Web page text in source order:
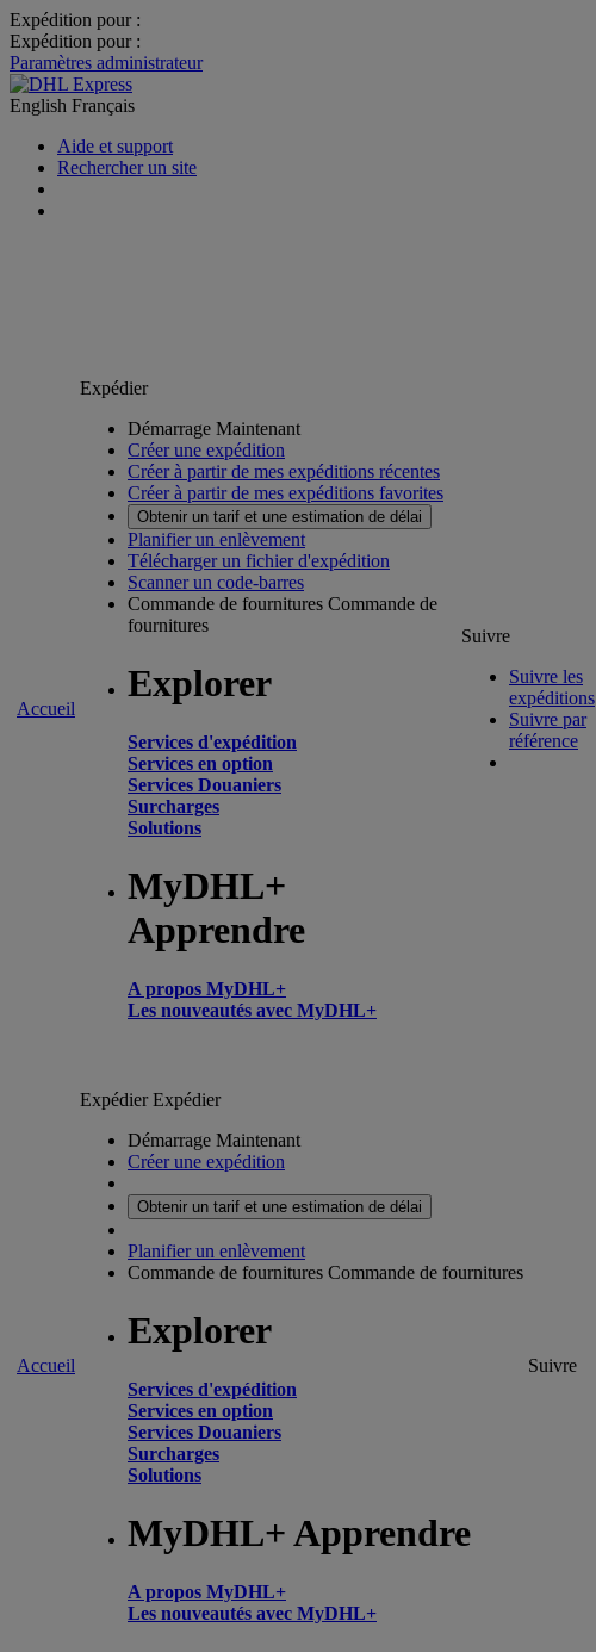
Expédition pour :
Expédition pour :
Paramètres administrateur
English Français
Aide et support
Rechercher un site
Accueil
Expédier
Démarrage Maintenant
Créer une expédition
Créer à partir de mes expéditions récentes
Créer à partir de mes expéditions favorites
Obtenir un tarif et une estimation de délai
Planifier un enlèvement
Télécharger un fichier d'expédition
Scanner un code-barres
Commande de fournitures Commande de
fournitures
Explorer
Services d'expédition
Services en option
Services Douaniers
Surcharges
Solutions
MyDHL+
Apprendre
A propos MyDHL+
Les nouveautés avec MyDHL+
Suivre
Suivre les
expéditions
Suivre par
référence
Accueil
ExpédierExpédier
Démarrage Maintenant
Créer une expédition
Obtenir un tarif et une estimation de délai
Planifier un enlèvement
Commande de fournitures Commande de fournitures
Explorer
Services d'expédition
Services en option
Services Douaniers
Surcharges
Solutions
MyDHL+ Apprendre
A propos MyDHL+
Les nouveautés avec MyDHL+
Suivre